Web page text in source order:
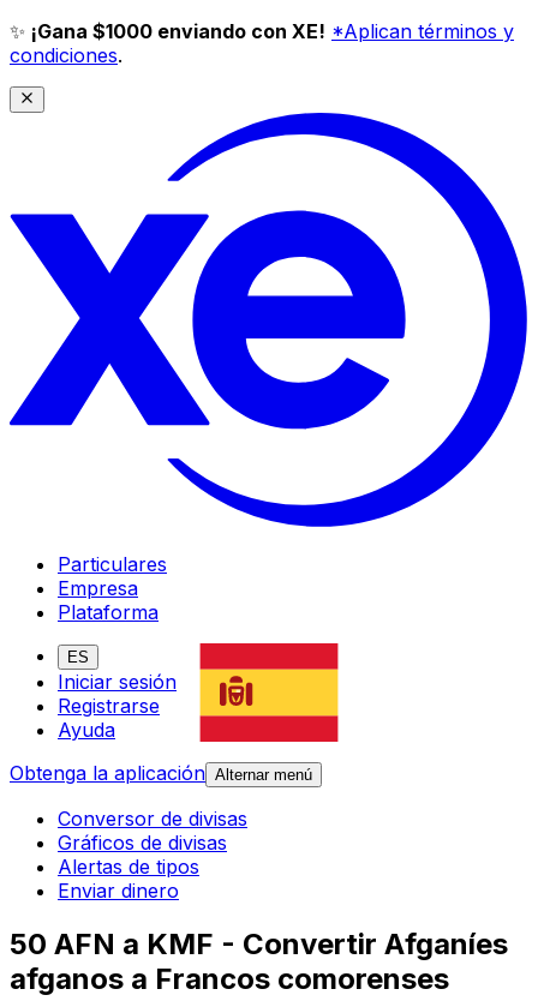
✨ ¡Gana $1000 enviando con XE! *Aplican términos y
condiciones.
Particulares
Empresa
Plataforma
ES
Iniciar sesión
Registrarse
Ayuda
Obtenga la aplicación Alternar menú
Conversor de divisas
Gráficos de divisas
Alertas de tipos
Enviar dinero
50 AFN a KMF - Convertir Afganíes
afganos a Francos comorenses